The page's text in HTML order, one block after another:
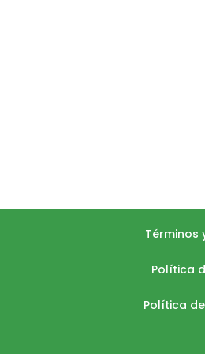
Términos
Política
Política